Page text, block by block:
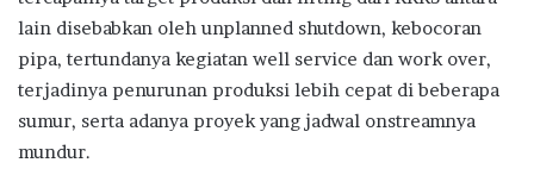
lain disebabkan oleh unplanned shutdown, kebocoran
pipa, tertundanya kegiatan well service dan work over,
terjadinya penurunan produksi lebih cepat di beberapa
sumur, serta adanya proyek yang jadwal onstreamnya
mundur.